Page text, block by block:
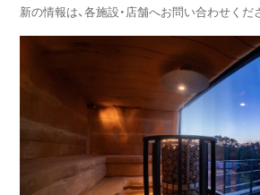
新の情報は、各施設・店舗へお問い合わせくだ